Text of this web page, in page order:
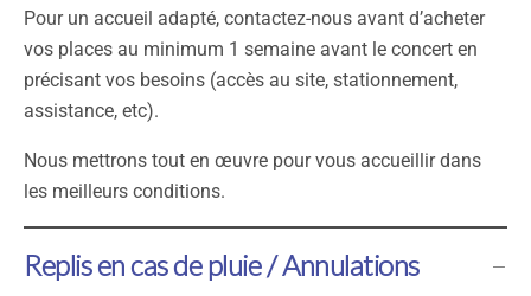
Pour un accueil adapté, contactez-nous avant d’acheter
vos places au minimum 1 semaine avant le concert en
précisant vos besoins (accès au site, stationnement,
assistance, etc).
Nous mettrons tout en œuvre pour vous accueillir dans
les meilleurs conditions.
Replis en cas de pluie / Annulations